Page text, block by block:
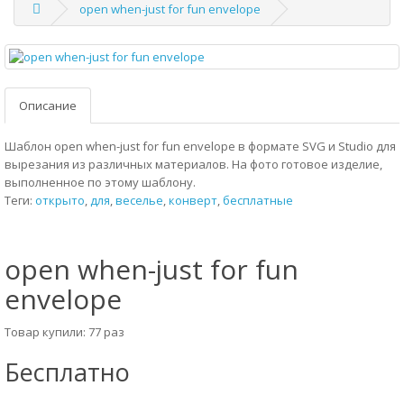
open when-just for fun envelope
Описание
Шаблон open when-just for fun envelope в формате SVG и Studio для
вырезания из различных материалов. На фото готовое изделие,
выполненное по этому шаблону.
Теги: открыто,для,веселье,конверт,бесплатные
open when-just for fun
envelope
Товар купили: 77 раз
Бесплатно